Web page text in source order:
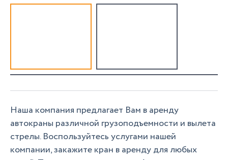
Наша компания предлагает Вам в аренду
автокраны различной грузоподъемности и вылета
стрелы. Воспользуйтесь услугами нашей
компании, закажите кран в аренду для любых